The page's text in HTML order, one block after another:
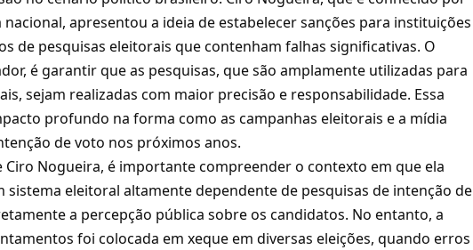
apresentou a ideia de estabelecer sanções para instituições
de pesquisas eleitorais que contenham falhas significativas. O
é garantir que as pesquisas, que são amplamente utilizadas para
sejam realizadas com maior precisão e responsabilidade. Essa
profundo na forma como as campanhas eleitorais e a mídia
de voto nos próximos anos.
Nogueira, é importante compreender o contexto em que ela
sistema eleitoral altamente dependente de pesquisas de intenção de
a percepção pública sobre os candidatos. No entanto, a
foi colocada em xeque em diversas eleições, quando erros